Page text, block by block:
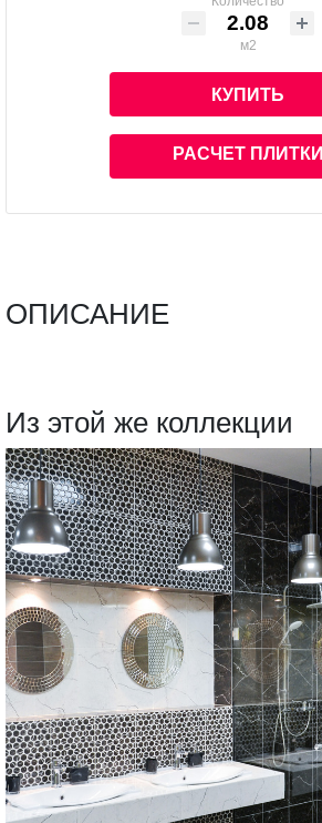
м2
КУПИТЬ
РАСЧЕТ ПЛИТКИ
ОПИСАНИЕ
Из этой же коллекции